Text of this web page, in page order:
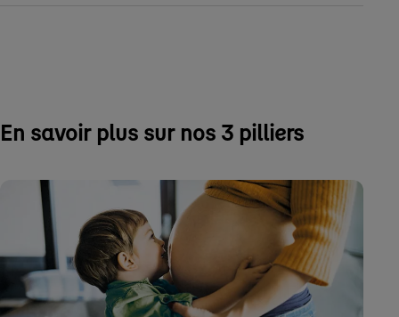
En savoir plus sur nos 3 pilliers